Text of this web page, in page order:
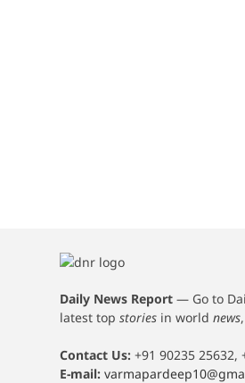
Daily News Report — Go to
latest top stories in world news
Contact Us: +91 90235 25632,
E-mail: